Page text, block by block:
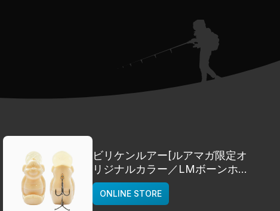
ビリケンルアー[ルアマガ限定オ
リジナルカラー／LMボーンホワ
イト]
deps
ONLINE STORE